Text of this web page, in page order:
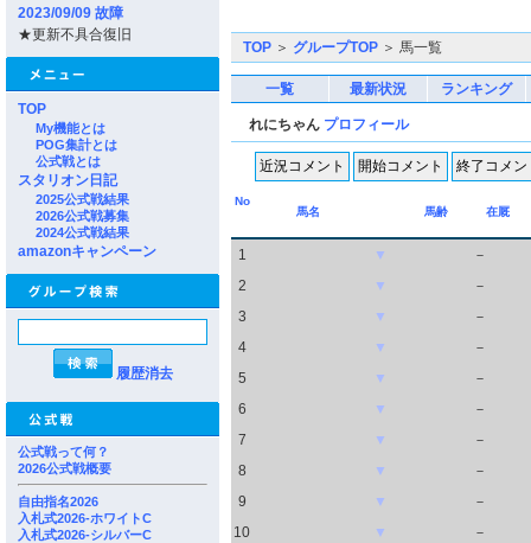
2023/09/09 故障
★更新不具合復旧
TOP
My機能とは
POG集計とは
公式戦とは
スタリオン日記
2025公式戦結果
2026公式戦募集
2024公式戦結果
amazonキャンペーン
履歴消去
公式戦って何？
2026公式戦概要
自由指名2026
入札式2026-ホワイトC
入札式2026-シルバーC
TOP ＞ グループTOP ＞ 馬一覧
一覧 最新状況 ランキング
れにちゃん プロフィール
No
馬名
馬齢 在厩
1 ▼
－
2
▼
－
3
▼
－
4
▼
－
5
▼
－
6
▼
－
7
▼
－
8
▼
－
9
▼
－
10
▼
－